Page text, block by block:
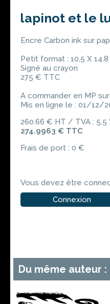
lapinot et le
Encre Carbon ink sur
Petit format : 10,5 X
Signé au crayon
275 € TTC
A commander en MP
Mis en ligne le : 01/12/
260.66 € HT / TVA : 5.5
274.9963 € TTC
Frais de port : 0 €
Vous devez être
Connexion
Du même auteur :